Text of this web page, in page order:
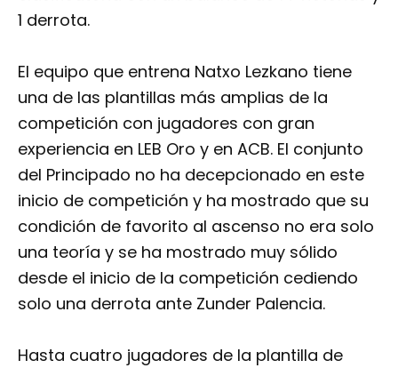
1 derrota.
El equipo que entrena Natxo Lezkano tiene
una de las plantillas más amplias de la
competición con jugadores con gran
experiencia en LEB Oro y en ACB. El conjunto
del Principado no ha decepcionado en este
inicio de competición y ha mostrado que su
condición de favorito al ascenso no era solo
una teoría y se ha mostrado muy sólido
desde el inicio de la competición cediendo
solo una derrota ante Zunder Palencia.
Hasta cuatro jugadores de la plantilla de